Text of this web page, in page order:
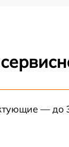
— до